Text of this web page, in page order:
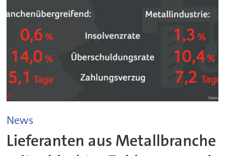
News
Lieferanten aus Metallbranche